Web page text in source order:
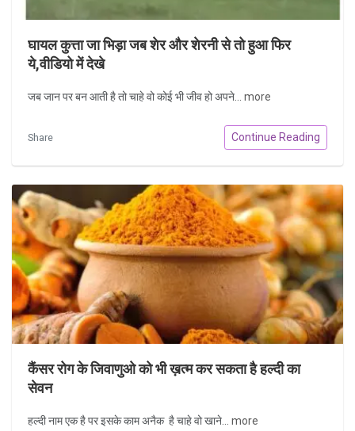
घायल कुत्ता जा भिड़ा जब शेर और शेरनी से तो हुआ फिर
ये,वीडियो में देखे
जब जान पर बन आती है तो चाहे वो कोई भी जीव हो अपने... more
Share Continue Reading
कैंसर रोग के जिवाणुओ को भी ख़त्म कर सकता है हल्दी का
सेवन
हल्दी नाम एक है पर इसके काम अनैक है चाहे वो खाने... more